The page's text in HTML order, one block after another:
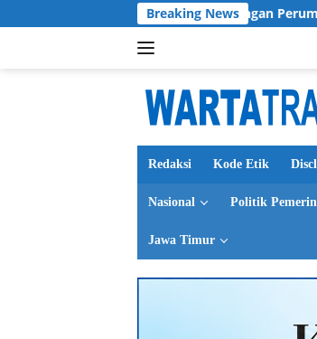
ke
Breaking News
Kasus Tunjangan Perumahan
Redaksi Kode Etik
Nasional Politik
Jawa Timur